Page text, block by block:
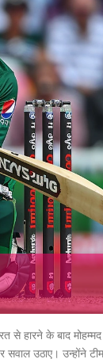
के बाद मोहम्मद
उठाए। उन्होंने